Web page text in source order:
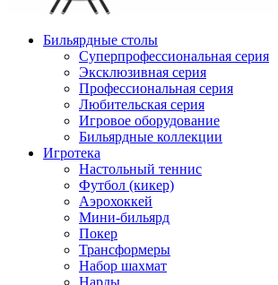
Бильярдные столы
Суперпрофессиональная серия
Эксклюзивная серия
Профессиональная серия
Любительская серия
Игровое оборудование
Бильярдные коллекции
Игротека
Настольный теннис
Футбол (кикер)
Аэрохоккей
Мини-бильярд
Покер
Трансформеры
Набор шахмат
Нарды